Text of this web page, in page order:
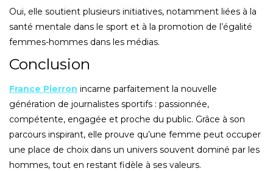
Oui, elle soutient plusieurs initiatives, notamment liées à la
santé mentale dans le sport et à la promotion de l’égalité
femmes-hommes dans les médias.
Conclusion
France Pierron incarne parfaitement la nouvelle
génération de journalistes sportifs : passionnée,
compétente, engagée et proche du public. Grâce à son
parcours inspirant, elle prouve qu’une femme peut occuper
une place de choix dans un univers souvent dominé par les
hommes, tout en restant fidèle à ses valeurs.